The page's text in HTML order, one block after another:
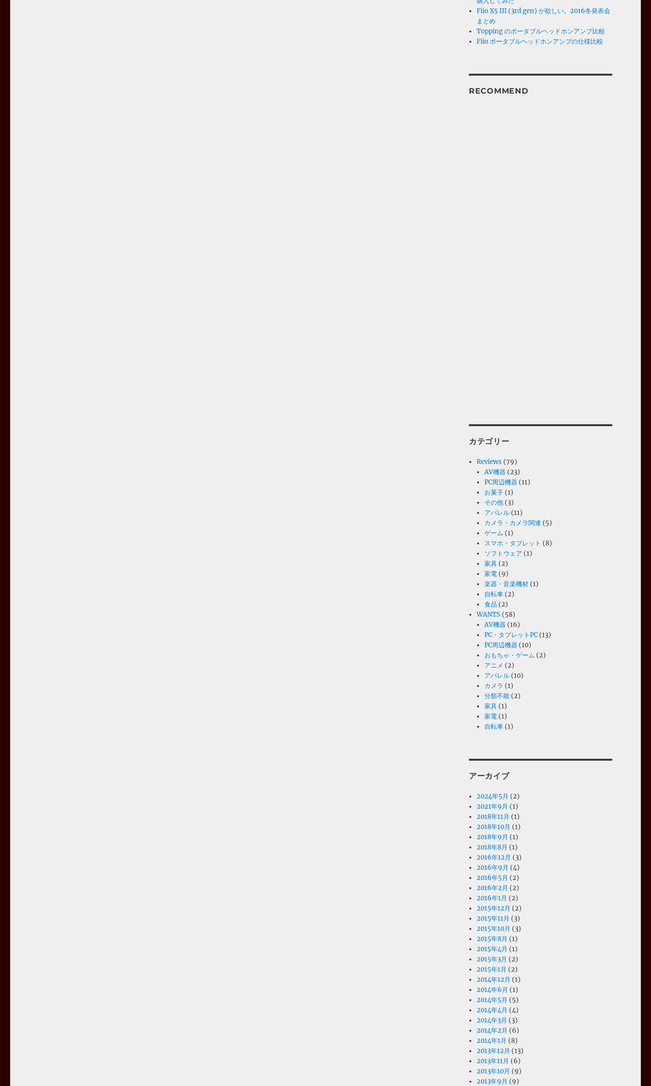
Fiio X5 III (3rd gen) が欲しい。2016冬発表会
まとめ
Topping のポータブルヘッドホンアンプ比較
Fiio ポータブルヘッドホンアンプの仕様比較
RECOMMEND
カテゴリー
Reviews (79)
AV機器 (23)
PC周辺機器 (11)
お菓子 (1)
その他 (3)
アパレル (11)
カメラ・カメラ関連 (5)
ゲーム (1)
スマホ・タブレット (8)
ソフトウェア (1)
家具 (2)
家電 (9)
楽器・音楽機材 (1)
自転車 (2)
食品 (2)
WANTS (58)
AV機器 (16)
PC・タブレットPC (13)
PC周辺機器 (10)
おもちゃ・ゲーム (2)
アニメ (2)
アパレル (10)
カメラ (1)
分類不能 (2)
家具 (1)
家電 (1)
自転車 (1)
アーカイブ
2024年5月 (2)
2021年9月 (1)
2018年11月 (1)
2018年10月 (1)
2018年9月 (1)
2018年8月 (1)
2016年12月 (3)
2016年9月 (4)
2016年5月 (2)
2016年2月 (2)
2016年1月 (2)
2015年12月 (2)
2015年11月 (3)
2015年10月 (3)
2015年8月 (1)
2015年4月 (1)
2015年3月 (2)
2015年1月 (2)
2014年12月 (1)
2014年6月 (1)
2014年5月 (5)
2014年4月 (4)
2014年3月 (3)
2014年2月 (6)
2014年1月 (8)
2013年12月 (13)
2013年11月 (6)
2013年10月 (9)
2013年9月 (9)